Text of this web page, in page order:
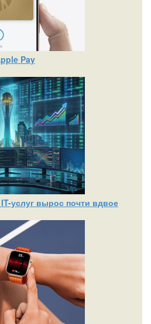
Pay
услуг вырос почти вдвое